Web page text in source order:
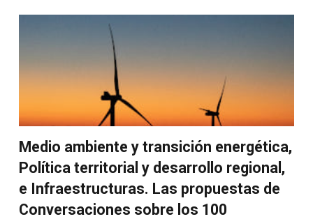
Medio ambiente y transición energética,
Política territorial y desarrollo regional,
e Infraestructuras. Las propuestas de
Conversaciones sobre los 100